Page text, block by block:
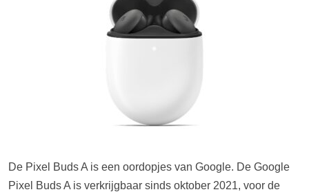
De Pixel Buds A is een oordopjes van Google. De Google
Pixel Buds A is verkrijgbaar sinds oktober 2021, voor de